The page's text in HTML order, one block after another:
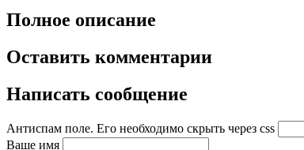
Полное описание
Оставить комментарии
Написать сообщение
Антиспам поле. Его необходимо скрыть через css
Ваше имя